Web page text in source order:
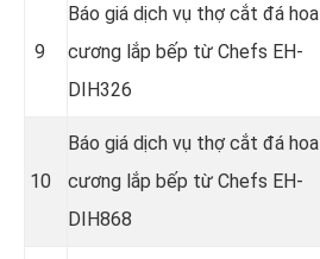
9
Báo giá dịch vụ thợ cắt đá hoa
cương lắp bếp từ Chefs EH-
DIH326
10
Báo giá dịch vụ thợ cắt đá hoa
cương lắp bếp từ Chefs EH-
DIH868